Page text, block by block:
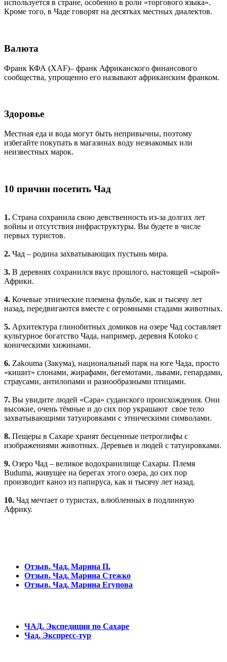
используется в стране, особенно в роли «торгового языка».
Кроме того, в Чаде говорят на десятках местных диалектов.
Валюта
Франк КФА (XAF)– франк Африканского финансового
сообщества, упрощенно его называют африканским франком.
Здоровье
Местная еда и вода могут быть непривычны, поэтому
избегайте покупать в магазинах воду незнакомых или
неизвестных марок.
10 причин посетить Чад
1. Страна сохранила свою девственность из-за долгих лет
войны и отсутствия инфраструктуры. Вы будете в числе
первых туристов.
2. Чад – родина захватывающих пустынь мира.
3. В деревнях сохранился вкус прошлого, настоящей «сырой»
Африки.
4. Кочевые этнические племена фульбе, как и тысячу лет
назад, передвигаются вместе с огромными стадами животных.
5. Архитектура глинобитных домиков на озере Чад составляет
культурное богатство Чада, например, деревня Kotoko с
коническими хижинами.
6. Zakouma (Закума), национальный парк на юге Чада, просто
«кишит» слонами, жирафами, бегемотами, львами, гепардами,
страусами, антилопами и разнообразными птицами.
7. Вы увидите людей «Сара» суданского происхождения. Они
высокие, очень тёмные и до сих пор украшают свое тело
захватывающими татуировками с этническими символами.
8. Пещеры в Сахаре хранят бесценные петроглифы с
изображениями животных. Деревьев и людей с татуировками.
9. Озеро Чад – великое водохранилище Сахары. Племя
Buduma, живущее на берегах этого озера, до сих пор
производит каноэ из папируса, как и тысячу лет назад.
10. Чад мечтает о туристах, влюбленных в подлинную
Африку.
Отзыв. Чад. Марина П.
Отзыв. Чад. Марина Стежко
Отзыв. Чад. Марина Егупова
ЧАД. Экспедиция по Сахаре
Чад. Экспресс-тур